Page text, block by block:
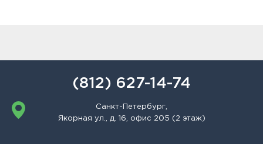
(812) 627-14-74
Санкт-Петербург,
Якорная ул., д. 16, офис 205 (2 этаж)